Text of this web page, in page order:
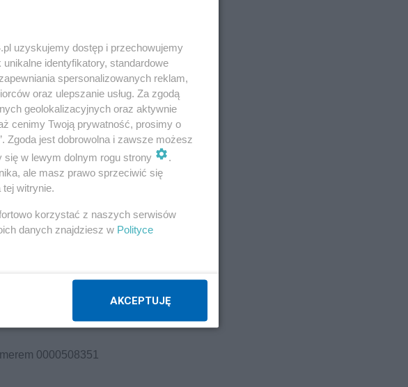
programu
centralną rolę
PIS-u na
2014 roku., o czym
słów J.K.,
funkcję
0000508351
uzyskujemy dostęp i przechowujemy
identyfikatory, standardowe
spersonalizowanych reklam,
oraz ulepszanie usług. Za zgodą
geolokalizacyjnych oraz aktywnie
cenimy Twoją prywatność, prosimy o
Zgoda jest dobrowolna i zawsze możesz
w lewym dolnym rogu strony
.
ale masz prawo sprzeciwić się
witrynie.
korzystać z naszych serwisów
danych znajdziesz w Polityce
AKCEPTUJĘ